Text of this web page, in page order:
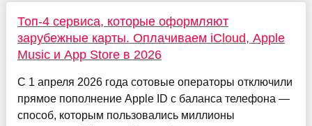
Топ-4 сервиса, которые оформляют
зарубежные карты. Оплачиваем iCloud, Apple
Music и App Store в 2026
С 1 апреля 2026 года сотовые операторы отключили
прямое пополнение Apple ID с баланса телефона —
способ, которым пользовались миллионы